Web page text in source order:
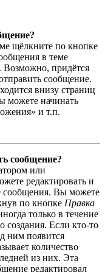
щёлкните по кнопке
в теме
Возможно, придётся
сообщение.
внизу страниц
можете начинать
и т.п.
сообщение?
или
редактировать и
сообщения. Вы можете
по кнопке Правка
только в течение
создания. Если кто-то
ним появится
количество
из них. Эта
редактировал